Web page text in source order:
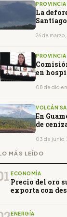
La
26 de
en
08 de
VOLCÁN
En
de
03 de junio,
MÁS LEÍDO
ECONOMÍA
Precio del oro
exporta con
ENERGÍA